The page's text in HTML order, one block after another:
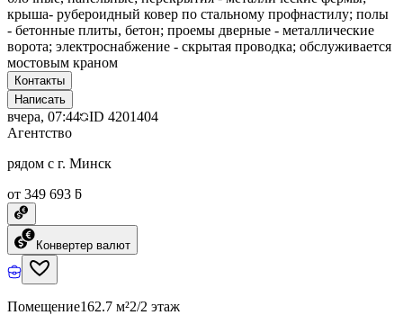
крыша- рубероидный ковер по стальному профнастилу; полы
- бетонные плиты, бетон; проемы дверные - металлические
ворота; электроснабжение - скрытая проводка; обслуживается
мостовым краном
Контакты
Написать
вчера, 07:44 ID 4201404
Агентство
рядом с г. Минск
от 349 693 ƃ
Конвертер валют
Помещение162.7 м²2/2 этаж